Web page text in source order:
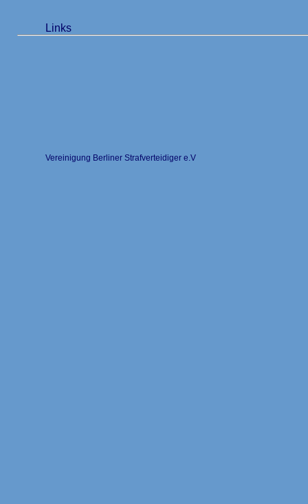
Links
Vereinigung Berliner Strafverteidiger e.V